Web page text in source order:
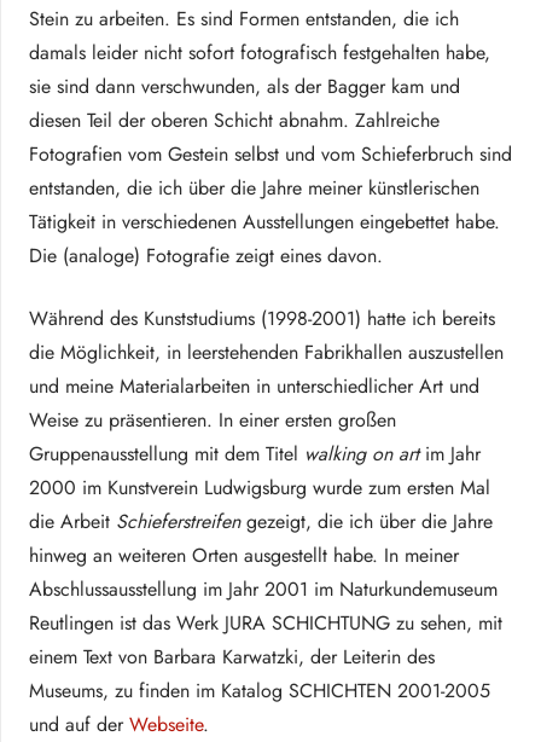
Stein zu arbeiten. Es sind Formen entstanden, die ich
damals leider nicht sofort fotografisch festgehalten habe,
sie sind dann verschwunden, als der Bagger kam und
diesen Teil der oberen Schicht abnahm. Zahlreiche
Fotografien vom Gestein selbst und vom Schieferbruch sind
entstanden, die ich über die Jahre meiner künstlerischen
Tätigkeit in verschiedenen Ausstellungen eingebettet habe.
Die (analoge) Fotografie zeigt eines davon.
Während des Kunststudiums (1998-2001) hatte ich bereits
die Möglichkeit, in leerstehenden Fabrikhallen auszustellen
und meine Materialarbeiten in unterschiedlicher Art und
Weise zu präsentieren. In einer ersten großen
Gruppenausstellung mit dem Titel walking on artim Jahr
2000 im Kunstverein Ludwigsburg wurde zum ersten Mal
die Arbeit Schieferstreifengezeigt, die ich über die Jahre
hinweg an weiteren Orten ausgestellt habe. In meiner
Abschlussausstellung im Jahr 2001 im Naturkundemuseum
Reutlingen ist das Werk JURA SCHICHTUNG zu sehen, mit
einem Text von Barbara Karwatzki, der Leiterin des
Museums, zu finden im Katalog SCHICHTEN 2001-2005
und auf derWebseite.